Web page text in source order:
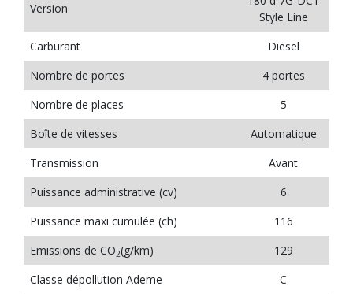
Version
Style Line
Carburant
Diesel
Nombre de portes
4 portes
Nombre de places
5
Boîte de vitesses
Automatique
Transmission
Avant
Puissance administrative (cv)
6
Puissance maxi cumulée (ch)
116
Emissions de CO2(g/km)
129
Classe dépollution Ademe
C